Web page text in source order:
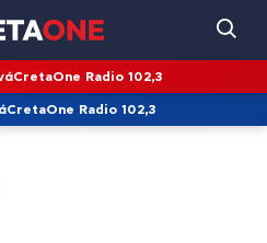
CretaOne Radio 102,3
CretaOne Radio 102,3